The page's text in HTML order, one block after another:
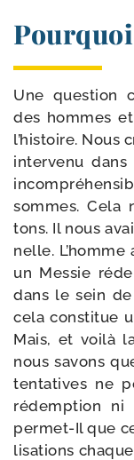
Une ques­tion
des hommes
l’histoire. Nous
inter­ve­nu
sommes. Cela
tons. Il nous
nelle.
un Messie
dans le sein de
cela consti­tue
Mais, et voi­là
nous savons
ten­ta­tives ne
rédemp­tion ni
permet-​Il que
li­sa­tions